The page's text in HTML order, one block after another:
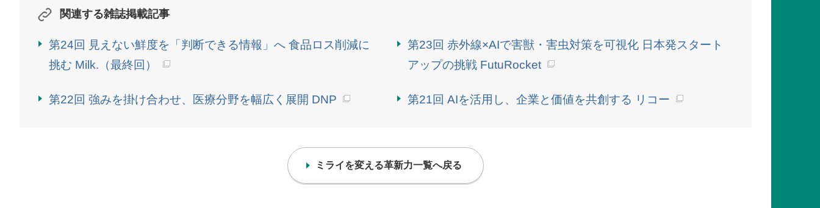
関連する雑誌掲載記事
第24回 見えない鮮度を「判断できる情報」へ 食品ロス削減に
挑む Milk.（最終回）
第23回 赤外線×AIで害獣・害虫対策を可視化 日本発スタート
アップの挑戦 FutuRocket
第22回 強みを掛け合わせ、医療分野を幅広く展開 DNP 第21回 AIを活用し、企業と価値を共創する リコー
ミライを変える革新力一覧へ戻る